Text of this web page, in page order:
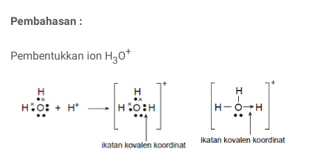
Pembahasan :
Pembentukkan ion H3O+